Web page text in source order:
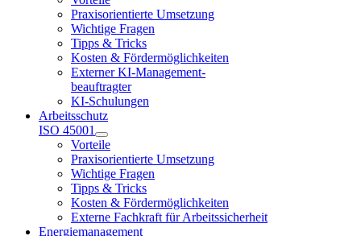
Praxisorientierte Umsetzung
Wichtige Fragen
Tipps & Tricks
Kosten & Fördermöglichkeiten
Externer KI-Management-
beauftragter
KI-Schulungen
Arbeitsschutz
ISO 45001
Vorteile
Praxisorientierte Umsetzung
Wichtige Fragen
Tipps & Tricks
Kosten & Fördermöglichkeiten
Externe Fachkraft für Arbeitssicherheit
Energiemanagement